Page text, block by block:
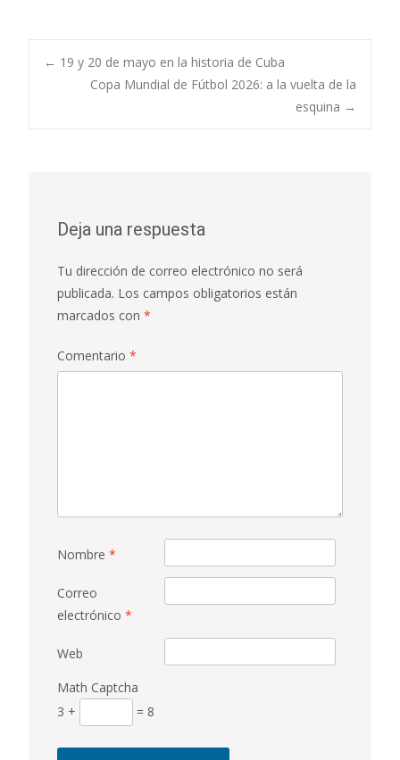
← 19 y 20 de mayo en la historia de Cuba
Copa Mundial de Fútbol 2026: a la vuelta de la
esquina →
Deja una respuesta
Tu dirección de correo electrónico no será
publicada. Los campos obligatorios están
marcados con *
Comentario *
Nombre *
Correo
electrónico *
Web
Math Captcha
3 +
= 8